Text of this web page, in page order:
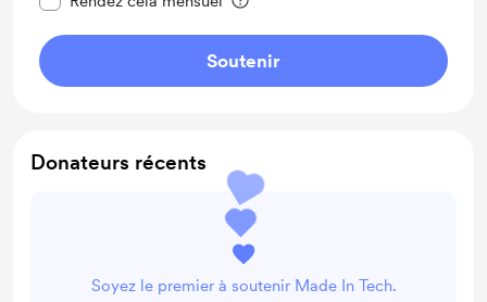
Soutenir
Donateurs récents
Soyez le premier à soutenir Made In Tech.